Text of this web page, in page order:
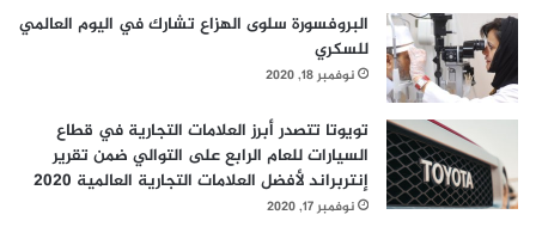
البروفسورة سلوى الهزاع تشارك في اليوم العالمي
للسكري
نوفمبر 18, 2020
تويوتا تتصدر أبرز العلامات التجارية في قطاع
السيارات للعام الرابع على التوالي ضمن تقرير
إنتربراند لأفضل العلامات التجارية العالمية 2020
نوفمبر 17, 2020